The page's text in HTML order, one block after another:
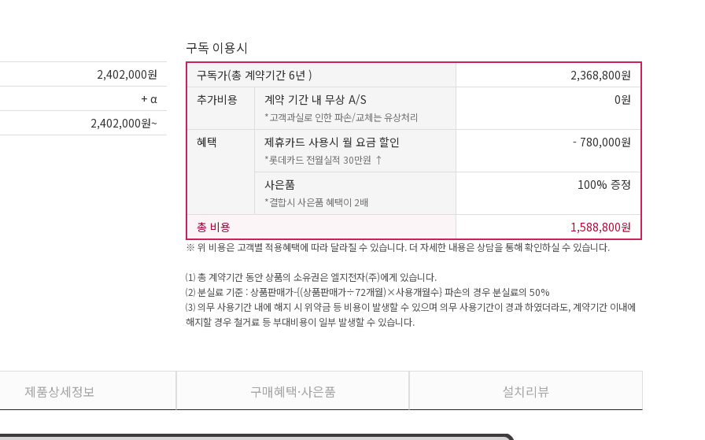
정수기 WD722RE
2,402,000원
+ α
2,402,000원~
구독 이용시
구독가(총 계약기간 6년 )
2,368,800원
추가비용
계약 기간 내 무상 A/S
*고객과실로 인한 파손/교체는 유상처리
0원
혜택 제휴카드 사용시 월 요금 할인
*롯데카드 전월실적 30만원 ↑
- 780,000원
사은품
*결합시 사은품 혜택이 2배
100% 증정
총 비용 1,588,800원
※ 위 비용은 고객별 적용혜택에 따라 달라질 수 있습니다. 더 자세한 내용은 상담을 통해 확인하실 수 있습니다.
⑴ 총 계약기간 동안 상품의 소유권은 엘지전자(주)에게 있습니다.
⑵ 분실료 기준 : 상품판매가-{(상품판매가÷72개월)×사용개월수} 파손의 경우 분실료의 50%
⑶ 의무 사용기간 내에 해지 시 위약금 등 비용이 발생할 수 있으며 의무 사용기간이 경과 하였더라도, 계약기간 이내에
해지할 경우 철거료 등 부대비용이 일부 발생할 수 있습니다.
제품상세정보 구매혜택·사은품 설치리뷰